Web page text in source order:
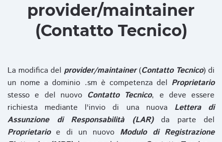
provider/maintainer
(Contatto Tecnico)
La modifica del provider/maintainer(Contatto Tecnico) di
un nome a dominio .sm è competenza del Proprietario
stesso e del nuovo Contatto Tecnico, e deve essere
richiesta mediante l'invio di una nuova Lettera di
Assunzione di Responsabilità (LAR)da parte del
Proprietarioe di un nuovo Modulo di Registrazione